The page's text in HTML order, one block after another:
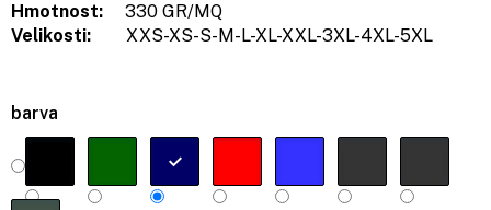
barva
Hmotnost:
330 GR/MQ
Velikosti:
XXS-XS-S-M-L-XL-XXL-3XL-4XL-5XL